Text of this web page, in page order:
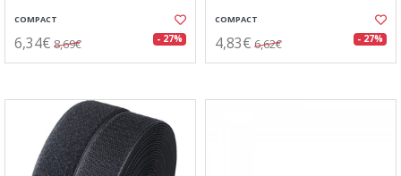
COMPACT
6,34€ 8,69€ - 27%
COMPACT
4,83€ 6,62€ - 27%